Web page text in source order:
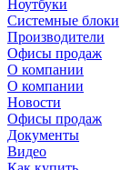
Ноутбуки
Системные блоки
Производители
Офисы продаж
О компании
О компании
Новости
Офисы продаж
Документы
Видео